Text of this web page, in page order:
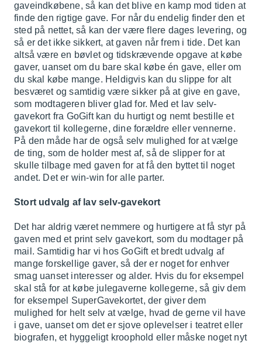
gaveindkøbene, så kan det blive en kamp mod tiden at
finde den rigtige gave. For når du endelig finder den et
sted på nettet, så kan der være flere dages levering, og
så er det ikke sikkert, at gaven når frem i tide. Det kan
altså være en bøvlet og tidskrævende opgave at købe
gaver, uanset om du bare skal købe én gave, eller om
du skal købe mange. Heldigvis kan du slippe for alt
besværet og samtidig være sikker på at give en gave,
som modtageren bliver glad for. Med et lav selv-
gavekort fra GoGift kan du hurtigt og nemt bestille et
gavekort til kollegerne, dine forældre eller vennerne.
På den måde har de også selv mulighed for at vælge
de ting, som de holder mest af, så de slipper for at
skulle tilbage med gaven for at få den byttet til noget
andet. Det er win-win for alle parter.
Stort udvalg af lav selv-gavekort
Det har aldrig været nemmere og hurtigere at få styr på
gaven med et print selv gavekort, som du modtager på
mail. Samtidig har vi hos GoGift et bredt udvalg af
mange forskellige gaver, så der er noget for enhver
smag uanset interesser og alder. Hvis du for eksempel
skal stå for at købe julegaverne kollegerne, så giv dem
for eksempel SuperGavekortet, der giver dem
mulighed for helt selv at vælge, hvad de gerne vil have
i gave, uanset om det er sjove oplevelser i teatret eller
biografen, et hyggeligt kroophold eller måske noget nyt